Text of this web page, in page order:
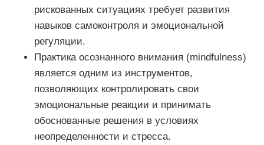
рискованных ситуациях требует развития
навыков самоконтроля и эмоциональной
регуляции.
Практика осознанного внимания (mindfulness)
является одним из инструментов,
позволяющих контролировать свои
эмоциональные реакции и принимать
обоснованные решения в условиях
неопределенности и стресса.